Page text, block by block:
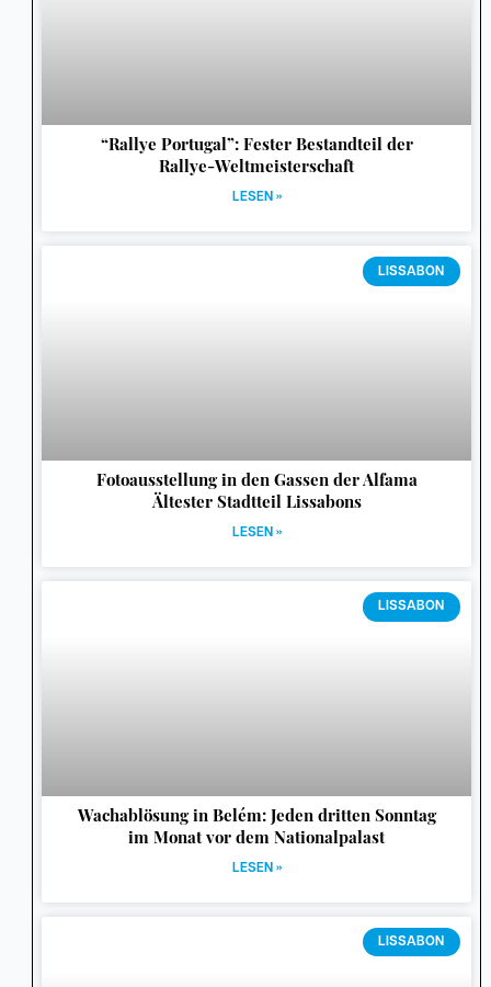
“Rallye Portugal”: Fester Bestandteil der
Rallye-Weltmeisterschaft
LESEN »
LISSABON
Fotoausstellung in den Gassen der Alfama
Ältester Stadtteil Lissabons
LESEN »
LISSABON
Wachablösung in Belém: Jeden dritten Sonntag
im Monat vor dem Nationalpalast
LESEN »
LISSABON